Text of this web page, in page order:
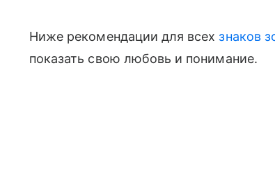
Ниже рекомендации для всех знаков
показать свою любовь и понимание.